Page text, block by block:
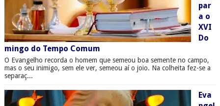
par
a o
XVI
Do
mingo do Tempo Comum
O Evangelho recorda o homem que semeou boa semente no campo,
mas o seu inimigo, sem ele ver, semeou aí o joio. Na colheita fez-se a
separaç...
Eva